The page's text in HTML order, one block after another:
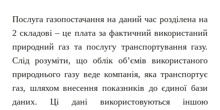
Послуга газопостачання на даний час розділена на
2 складові – це плата за фактичний використаний
природний газ та послугу транспортування газу.
Слід розуміти, що облік об’ємів використаного
природнього газу веде компанія, яка транспортує
газ, шляхом внесення показників до єдиної бази
даних. Ці дані використовуються іншою